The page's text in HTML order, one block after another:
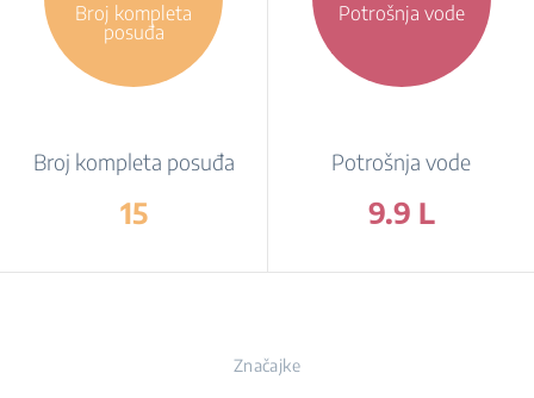
Broj kompleta
posuđa
Broj kompleta posuđa
15
Potrošnja vode
Potrošnja vode
9.9 L
Značajke